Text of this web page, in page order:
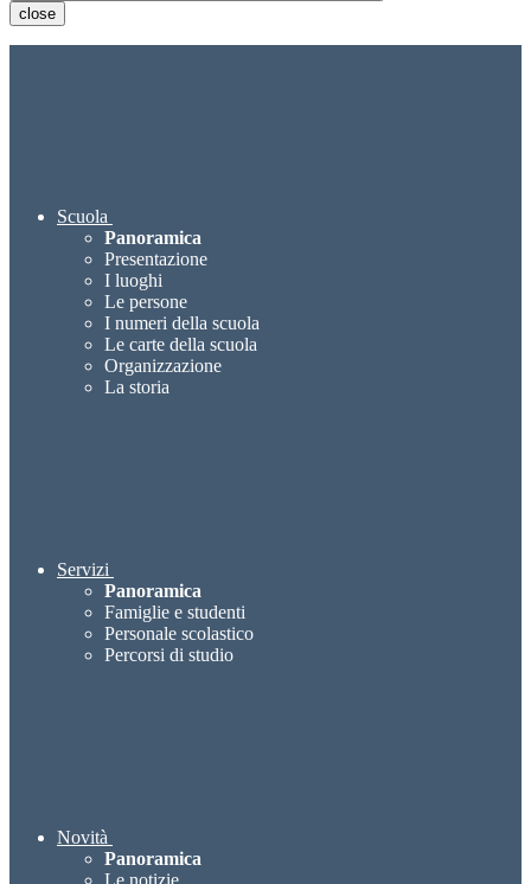
close
Scuola
Panoramica
Presentazione
I luoghi
Le persone
I numeri della scuola
Le carte della scuola
Organizzazione
La storia
Servizi
Panoramica
Famiglie e studenti
Personale scolastico
Percorsi di studio
Novità
Panoramica